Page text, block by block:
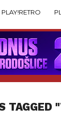
PLAY!RETRO
TAGGED